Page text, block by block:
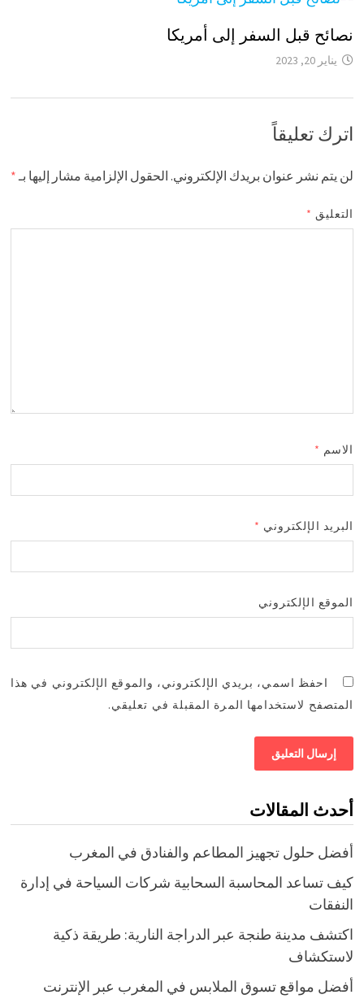
نصائح قبل السفر إلى أمريكا
يناير 20, 2023
اترك تعليقاً
لن يتم نشر عنوان بريدك الإلكتروني. الحقول الإلزامية مشار إليها بـ *
التعليق *
الاسم *
البريد الإلكتروني *
الموقع الإلكتروني
احفظ اسمي، بريدي الإلكتروني، والموقع الإلكتروني في هذا
المتصفح لاستخدامها المرة المقبلة في تعليقي.
أحدث المقالات
أفضل حلول تجهيز المطاعم والفنادق في المغرب
كيف تساعد المحاسبة السحابية شركات السياحة في إدارة
النفقات
اكتشف مدينة طنجة عبر الدراجة النارية: طريقة ذكية
لاستكشاف
أفضل مواقع تسوق الملابس في المغرب عبر الإنترنت